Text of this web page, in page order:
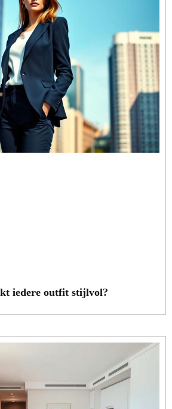
iedere outfit stijlvol?